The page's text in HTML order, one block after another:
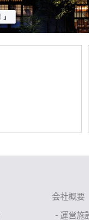
会社概要
- 運営施